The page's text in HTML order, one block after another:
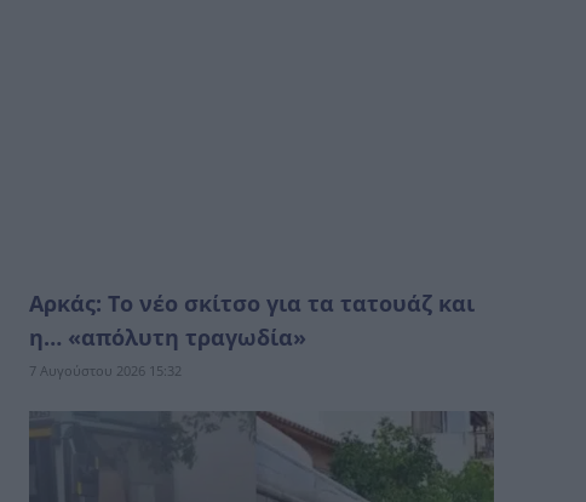
Αρκάς: Το νέο σκίτσο για τα τατουάζ και
η… «απόλυτη τραγωδία»
7 Αυγούστου 2026 15:32